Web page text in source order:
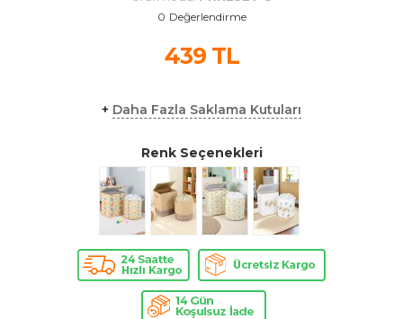
0 Değerlendirme
439TL
+ Daha Fazla Saklama Kutuları
Renk Seçenekleri